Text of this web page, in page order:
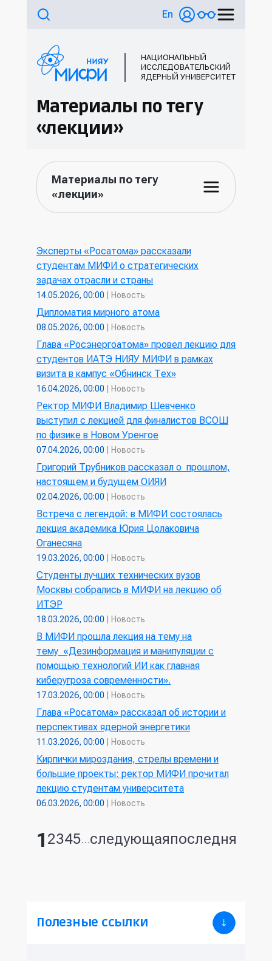
En
НАЦИОНАЛЬНЫЙ
ИССЛЕДОВАТЕЛЬСКИЙ
ЯДЕРНЫЙ УНИВЕРСИТЕТ
Материалы по тегу
«лекции»
Эксперты «Росатома» рассказали
студентам МИФИ о стратегических
задачах отрасли и страны
14.05.2026, 00:00 Новость
Дипломатия мирного атома
08.05.2026, 00:00 Новость
Глава «Росэнергоатома» провел лекцию для
студентов ИАТЭ НИЯУ МИФИ в рамках
визита в кампус «Обнинск Тех»
16.04.2026, 00:00 Новость
Ректор МИФИ Владимир Шевченко
выступил с лекцией для финалистов ВСОШ
по физике в Новом Уренгое
07.04.2026, 00:00 Новость
Григорий Трубников рассказал о прошлом,
настоящем и будущем ОИЯИ
02.04.2026, 00:00 Новость
Встреча с легендой: в МИФИ состоялась
лекция академика Юрия Цолаковича
Оганесяна
19.03.2026, 00:00 Новость
Студенты лучших технических вузов
Москвы собрались в МИФИ на лекцию об
ИТЭР
18.03.2026, 00:00 Новость
В МИФИ прошла лекция на тему на
тему «Дезинформация и манипуляции с
помощью технологий ИИ как главная
киберугроза современности».
17.03.2026, 00:00 Новость
Глава «Росатома» рассказал об истории и
перспективах ядерной энергетики
11.03.2026, 00:00 Новость
Кирпички мироздания, стрелы времени и
большие проекты: ректор МИФИ прочитал
лекцию студентам университета
06.03.2026, 00:00 Новость
Страницы
1 2345…следующаяпоследняя
Материалы по тегу
«лекции»
Полезные ссылки